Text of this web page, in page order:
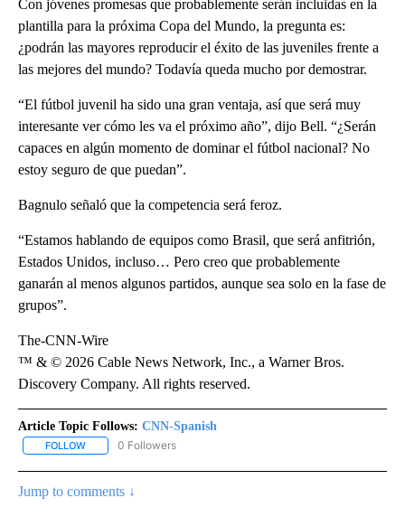
Con jóvenes promesas que probablemente serán incluidas en la
plantilla para la próxima Copa del Mundo, la pregunta es:
¿podrán las mayores reproducir el éxito de las juveniles frente a
las mejores del mundo? Todavía queda mucho por demostrar.
“El fútbol juvenil ha sido una gran ventaja, así que será muy
interesante ver cómo les va el próximo año”, dijo Bell. “¿Serán
capaces en algún momento de dominar el fútbol nacional? No
estoy seguro de que puedan”.
Bagnulo señaló que la competencia será feroz.
“Estamos hablando de equipos como Brasil, que será anfitrión,
Estados Unidos, incluso… Pero creo que probablemente
ganarán al menos algunos partidos, aunque sea solo en la fase de
grupos”.
The-CNN-Wire
™ & © 2026 Cable News Network, Inc., a Warner Bros.
Discovery Company. All rights reserved.
Article Topic Follows: CNN-Spanish
FOLLOW FOLLOW "CNN-SPANISH" TO RECEIVE NOTIFICATIONS ABOUT
0 Followers
Jump to comments ↓